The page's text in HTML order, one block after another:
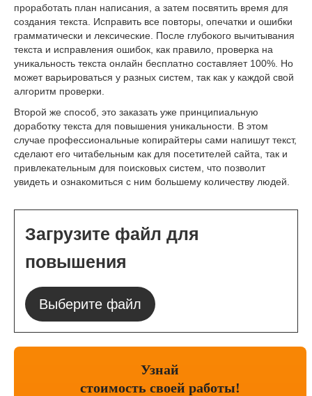
проработать план написания, а затем посвятить время для
создания текста. Исправить все повторы, опечатки и ошибки
грамматически и лексические. После глубокого вычитывания
текста и исправления ошибок, как правило, проверка на
уникальность текста онлайн бесплатно составляет 100%. Но
может варьироваться у разных систем, так как у каждой свой
алгоритм проверки.
Второй же способ, это заказать уже принципиальную
доработку текста для повышения уникальности. В этом
случае профессиональные копирайтеры сами напишут текст,
сделают его читабельным как для посетителей сайта, так и
привлекательным для поисковых систем, что позволит
увидеть и ознакомиться с ним большему количеству людей.
Загрузите файл для
повышения
Выберите файл
Узнай
стоимость своей работы!